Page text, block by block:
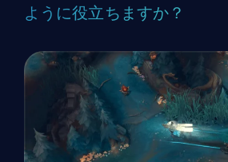
ように役立ちますか？